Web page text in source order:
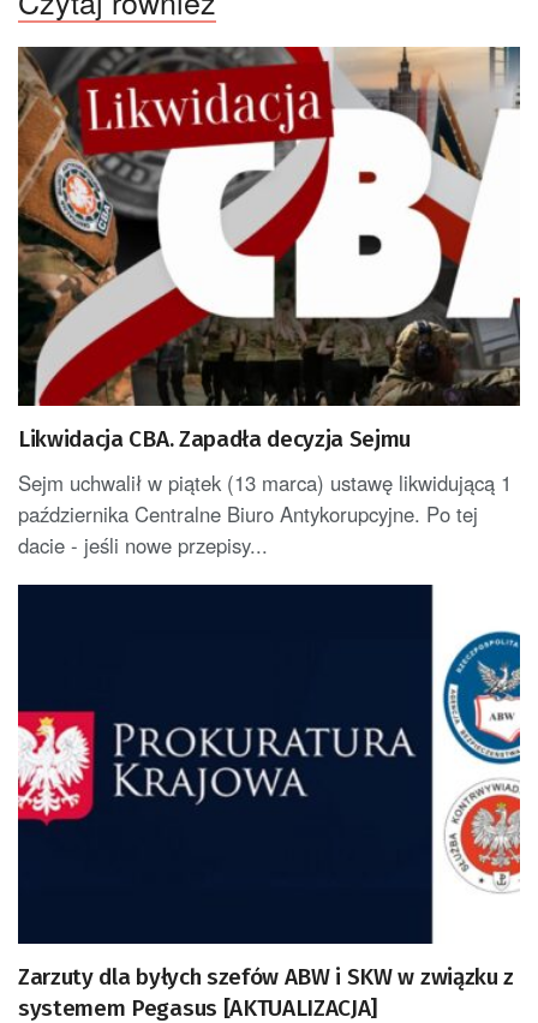
Likwidacja CBA. Zapadła decyzja Sejmu
Sejm uchwalił w piątek (13 marca) ustawę likwidującą 1
października Centralne Biuro Antykorupcyjne. Po tej
dacie - jeśli nowe przepisy...
Zarzuty dla byłych szefów ABW i SKW w związku z
systemem Pegasus [AKTUALIZACJA]